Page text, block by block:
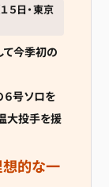
５日・東京
て今季初の
６号ソロを
大投手を援
的な一